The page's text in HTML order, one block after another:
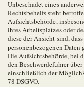
Unbeschadet eines
Rechtsbehelfs steht
Aufsichtsbehörde,
ihres Arbeitsplatzes oder
diese der Ansicht sind,
personenbezogenen Daten
Die Aufsichtsbehörde, bei
den Beschwerdeführer
einschließlich der
78 DSGVO.